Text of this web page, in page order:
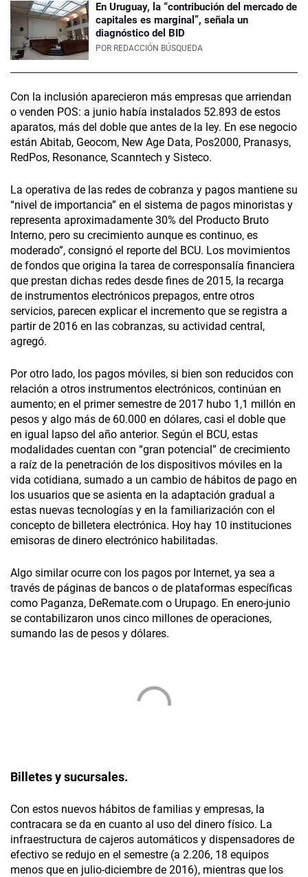
En Uruguay, la “contribución del mercado de
capitales es marginal”, señala un
diagnóstico del BID
POR REDACCIÓN BÚSQUEDA
Con la inclusión aparecieron más empresas que arriendan
o venden POS: a junio había instalados 52.893 de estos
aparatos, más del doble que antes de la ley. En ese negocio
están Abitab, Geocom, New Age Data, Pos2000, Pranasys,
Red­Pos, Resonance, Scanntech y Sisteco.
La operativa de las redes de cobranza y pagos mantiene su
“nivel de importancia” en el sistema de pagos minoristas y
representa aproximadamente 30% del Producto Bruto
Interno, pero su crecimiento aunque es continuo, es
moderado”, consignó el reporte del BCU. Los movimientos
de fondos que origina la tarea de corresponsalía financiera
que prestan dichas redes desde fines de 2015, la recarga
de instrumentos electrónicos prepagos, entre otros
servicios, parecen explicar el incremento que se registra a
partir de 2016 en las cobranzas, su actividad central,
agregó.
Por otro lado, los pagos móviles, si bien son reducidos con
relación a otros instrumentos electrónicos, continúan en
aumento; en el primer semestre de 2017 hubo 1,1 millón en
pesos y algo más de 60.000 en dólares, casi el doble que
en igual lapso del año anterior. Según el BCU, estas
modalidades cuentan con “gran potencial” de crecimiento
a raíz de la penetración de los dispositivos móviles en la
vida cotidiana, sumado a un cambio de hábitos de pago en
los usuarios que se asienta en la adaptación gradual a
estas nuevas tecnologías y en la familiarización con el
concepto de billetera electrónica. Hoy hay 10 instituciones
emisoras de dinero electrónico habilitadas.
Algo similar ocurre con los pagos por Internet, ya sea a
través de páginas de bancos o de plataformas específicas
como Paganza, DeRemate.com o Urupago. En enero-junio
se contabilizaron unos cinco millones de operaciones,
sumando las de pesos y dólares.
Billetes y sucursales.
Con estos nuevos hábitos de familias y empresas, la
contracara se da en cuanto al uso del dinero físico. La
infraestructura de cajeros automáticos y dispensadores de
efectivo se redujo en el semestre (a 2.206, 18 equipos
menos que en julio-diciembre de 2016), mientras que los